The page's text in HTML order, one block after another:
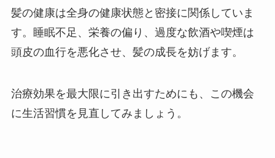
髪の健康は全身の健康状態と密接に関係していま
す。睡眠不足、栄養の偏り、過度な飲酒や喫煙は
頭皮の血行を悪化させ、髪の成長を妨げます。
治療効果を最大限に引き出すためにも、この機会
に生活習慣を見直してみましょう。